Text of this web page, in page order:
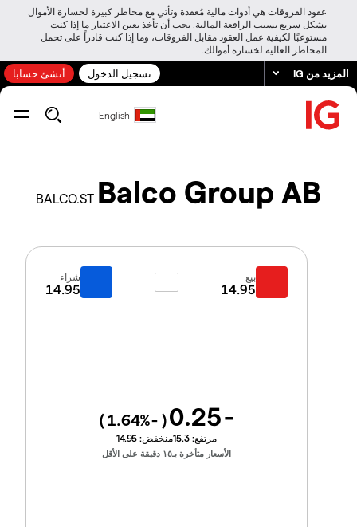
عقود الفروقات هي أدوات مالية مُعقدة وتأتي مع مخاطر كبيرة لخسارة الأموال
بشكل سريع بسبب الرافعة المالية. يجب أن تأخذ بعين الاعتبار ما إذا كنت
مستوعبًا لكيفية عمل العقود مقابل الفروقات، وما إذا كنت قادراً على تحمل
المخاطر العالية لخسارة أموالك.
المزيد من IG تسجيل الدخول أنشئ حسابا
English
Balco Group AB
BALCO.ST
بيع
14.95
شراء
14.95
-0.25
(
-1.64
%)
مرتفع: 15.3منخفض: 14.95
الأسعار متأخرة بـ١٥ دقيقة على الأقل